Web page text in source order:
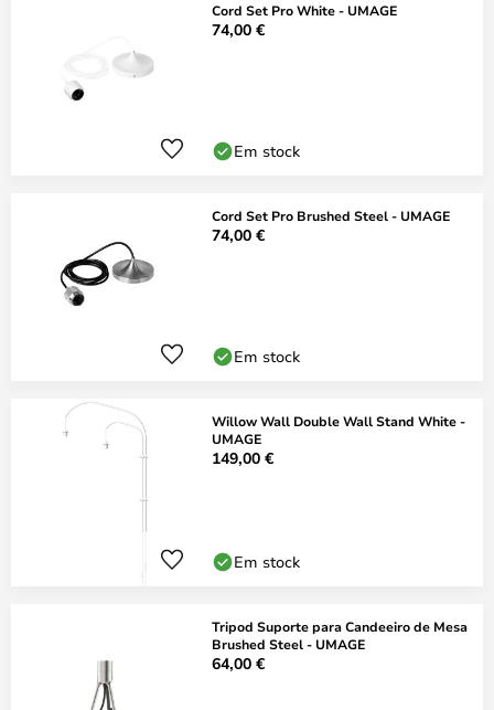
Cord Set Pro White - UMAGE
74,00 €
Em stock
Cord Set Pro Brushed Steel - UMAGE
74,00 €
Em stock
Willow Wall Double Wall Stand White -
UMAGE
149,00 €
Em stock
Tripod Suporte para Candeeiro de Mesa
Brushed Steel - UMAGE
64,00 €